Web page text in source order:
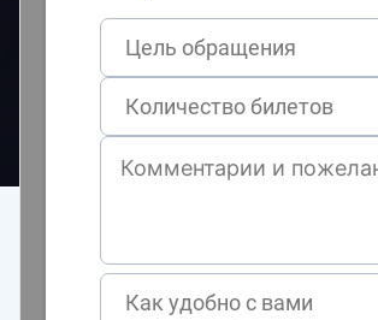
Цель обращения
Как удобно с вами